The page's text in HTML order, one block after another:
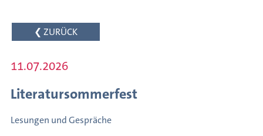
Schreibens
Austausch
Autorenförderung
Meldungen
❮ ZURÜCK
11.07.2026
Literatursommerfest
Lesungen und Gespräche